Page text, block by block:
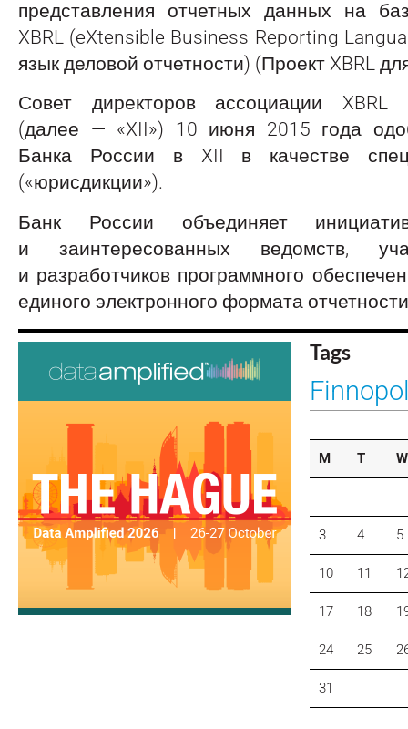
представления отчетных данных на
XBRL (eXtensible Business Reporting
язык деловой отчетности) (Проект XBRL
Совет директоров ассоциации XBRL
(далее — «XII») 10 июня 2015 года
Банка России в XII в качестве
(«юрисдикции»).
Банк России объединяет
и заинтересованных ведомств,
и разработчиков программного
единого электронного формата
Tags
M T W
3 4 5
10 11
17 18
24 25
31